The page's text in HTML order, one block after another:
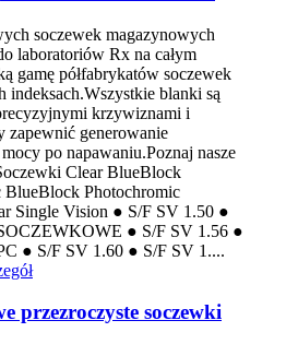
soczewek magazynowych
laboratoriów Rx na całym
gamę półfabrykatów soczewek
indeksach.Wszystkie blanki są
krzywiznami i
zapewnić generowanie
po napawaniu.Poznaj nasze
Clear BlueBlock
BlueBlock Photochromic
Single Vision ● S/F SV 1.50 ●
● S/F SV 1.56 ●
● S/F SV 1.60 ● S/F SV 1....
przezroczyste soczewki